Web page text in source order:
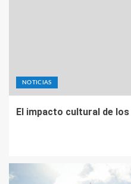
NOTICIAS
El impacto cultural de